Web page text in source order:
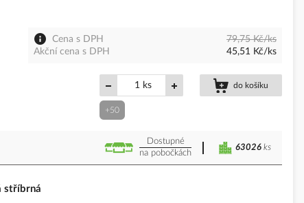
Cena s DPH
79,75 Kč/ks
Akční cena s DPH
45,51 Kč/ks
ks do košíku
+50
Dostupné
na pobočkách
63026 ks
stříbrná